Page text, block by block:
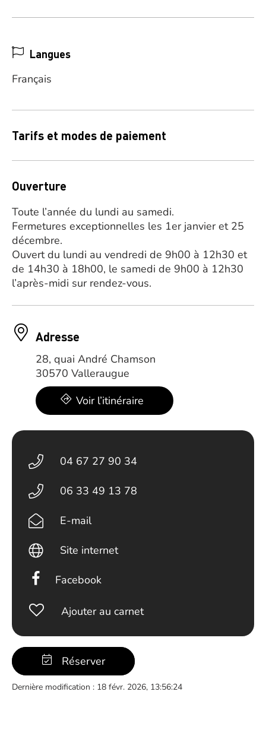
Langues
Français
Tarifs et modes de paiement
Ouverture
Toute l’année du lundi au samedi.
Fermetures exceptionnelles les 1er janvier et 25
décembre.
Ouvert du lundi au vendredi de 9h00 à 12h30 et
de 14h30 à 18h00, le samedi de 9h00 à 12h30
l’après-midi sur rendez-vous.
Adresse
28, quai André Chamson
30570 Valleraugue
Voir l’itinéraire
04 67 27 90 34
06 33 49 13 78
E-mail
Site internet
Facebook
Ajouter au carnet
Réserver
Dernière modification : 18 févr. 2026, 13:56:24